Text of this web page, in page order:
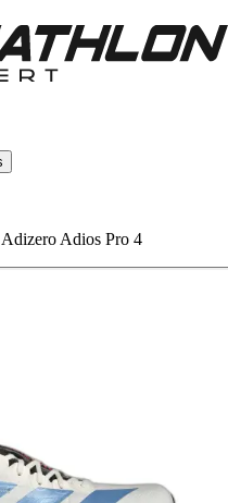
Adizero Adios Pro 4